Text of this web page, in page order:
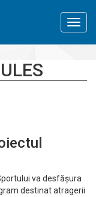
va desfășura
destinat atragerii